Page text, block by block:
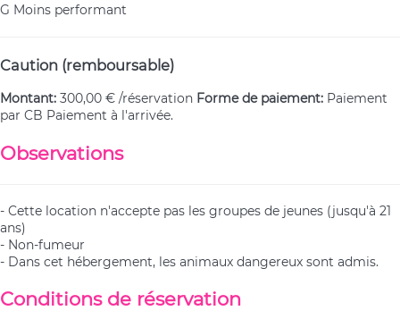
G Moins performant
Caution (remboursable)
Montant: 300,00 € /réservation Forme de paiement: Paiement
par CB Paiement à l'arrivée.
Observations
- Cette location n'accepte pas les groupes de jeunes (jusqu'à 21
ans)
- Non-fumeur
- Dans cet hébergement, les animaux dangereux sont admis.
Conditions de réservation